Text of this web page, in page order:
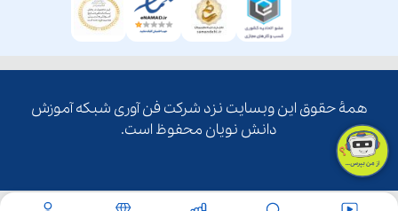
همۀ حقوق این وبسایت نزد شرکت فن آوری شبکه آموزش
دانش نویان محفوظ است.